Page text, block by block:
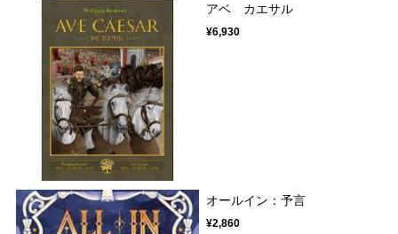
アベ カエサル
¥6,930
オールイン：予言
¥2,860